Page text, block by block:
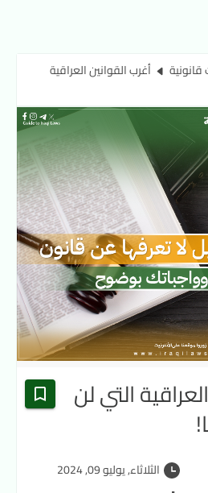
أغرب القوانين العراقية
التي لن
الثلاثاء, يوليو 09, 2024